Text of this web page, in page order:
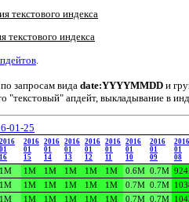
текстового индекса
текстового индекса
по запросам вида date:YYYYMMDD и
апдейт, выкладывание в
01-25
2016
01
16
2016
01
15
2016
01
14
2016
01
13
2016
01
12
2016
01
11
2016
01
10
2016
01
09
2016
01
08
1M 1M 1M 1M 1M 1M 0.6M 0.7M
1M 1M 1M 1M 1M 1M 0.7M 0.7M
1M 1M 1M 1M 1M 1M 0.7M 0.7M